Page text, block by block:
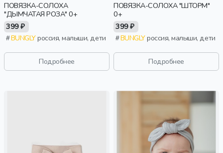
ПОВЯЗКА-СОЛОХА
"ДЫМЧАТАЯ РОЗА" 0+
399 ₽
BUNGLYроссия, малыши, дети
Подробнее
ПОВЯЗКА-СОЛОХА "ШТОРМ"
0+
399 ₽
BUNGLYроссия, малыши, дети
Подробнее